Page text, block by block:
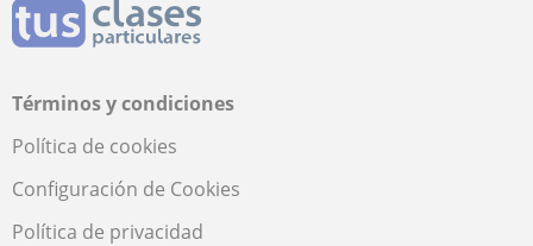
Términos y condiciones
Política de cookies
Configuración de Cookies
Política de privacidad